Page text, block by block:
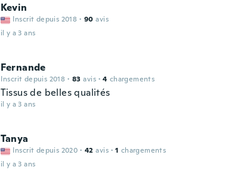
Kevin
Inscrit depuis 2018 · 90 avis
il y a 3 ans
Fernande
Inscrit depuis 2018 · 83 avis · 4 chargements
Tissus de belles qualités
il y a 3 ans
Tanya
Inscrit depuis 2020 · 42 avis · 1 chargements
il y a 3 ans